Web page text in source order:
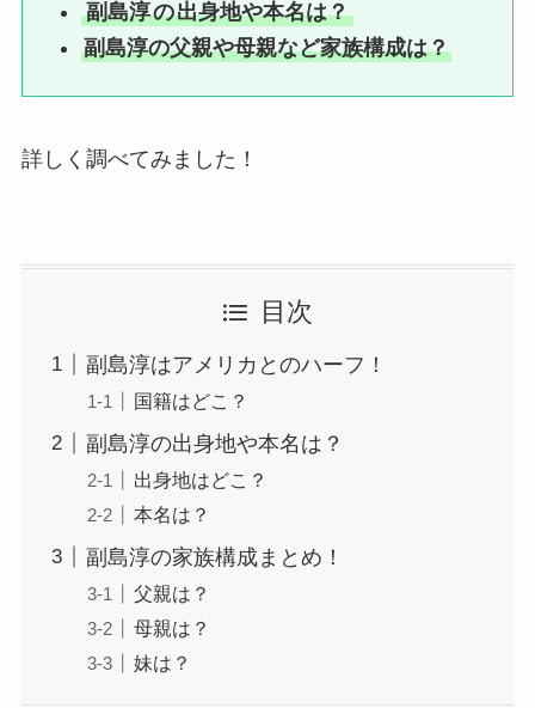
副島淳の出身地や本名は？
副島淳の父親や母親など家族構成は？
詳しく調べてみました！
目次
副島淳はアメリカとのハーフ！
国籍はどこ？
副島淳の出身地や本名は？
出身地はどこ？
本名は？
副島淳の家族構成まとめ！
父親は？
母親は？
妹は？